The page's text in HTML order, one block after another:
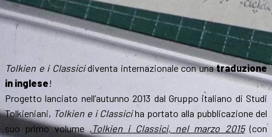
Tolkien e i Classicidiventa internazionale con unatraduzione
in inglese!
Progetto lanciato nell’autunno 2013 dal Gruppo italiano di Studi
Tolkieniani, Tolkien e i Classiciha portato alla pubblicazione del
suo primo volume,Tolkien i Classici, nel marzo 2015(con